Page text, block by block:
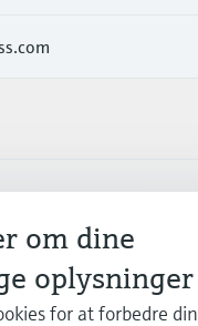
om dine
oplysninger
for at forbedre din